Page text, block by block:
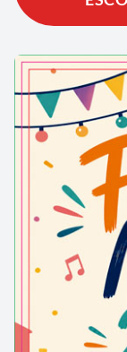
Palma. Va
tela, i encara
que hi resti